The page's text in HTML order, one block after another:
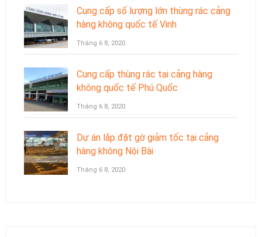
Cung cấp số lượng lớn thùng rác cảng
hàng không quốc tế Vinh
Tháng 6 8, 2020
Cung cấp thùng rác tại cảng hàng
không quốc tế Phú Quốc
Tháng 6 8, 2020
Dự án lắp đặt gờ giảm tốc tại cảng
hàng không Nội Bài
Tháng 6 8, 2020